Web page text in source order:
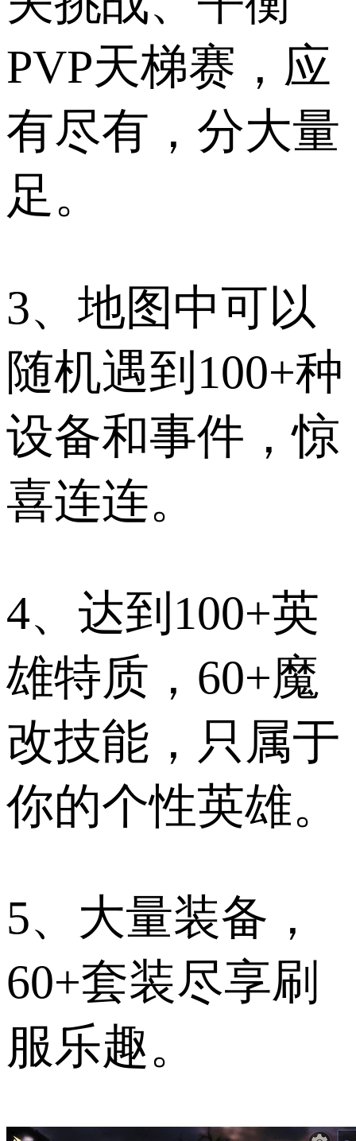
PVP天梯赛，应
有尽有，分大量
足。
3、地图中可以
随机遇到100+种
设备和事件，惊
喜连连。
4、达到100+英
雄特质，60+魔
改技能，只属于
你的个性英雄。
5、大量装备，
60+套装尽享刷
服乐趣。